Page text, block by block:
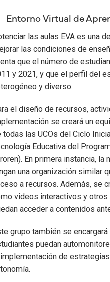
Entorno Virtual de
las aulas EVA es una
las condiciones de
que el número de
y 2021, y que el perfil del
y diverso.
el diseño de recursos,
se creará un
todas las UCOs del Ciclo
Educativa del
En primera instancia,
una organización similar
a recursos. Además, se
videos interactivos y
acceder a contenidos
grupo también se
puedan
de